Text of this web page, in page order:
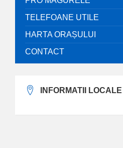
TELEFOANE UTILE
HARTA ORAȘULUI
CONTACT
INFORMATII LOCALE